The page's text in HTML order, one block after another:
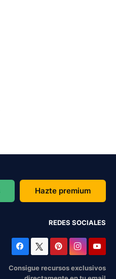
Hazte premium
REDES SOCIALES
Consigue recursos exclusivos